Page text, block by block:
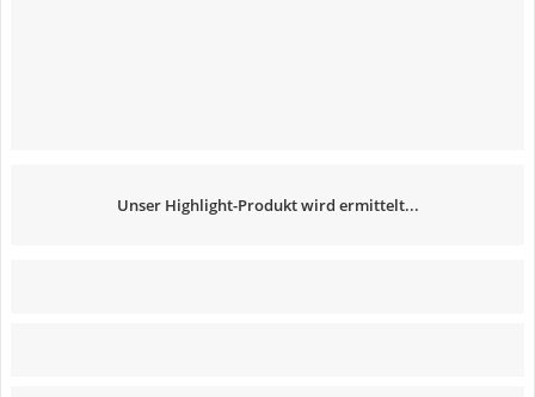
Unser Highlight-Produkt wird ermittelt...